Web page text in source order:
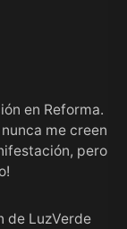
en Reforma.
nunca me creen
pero
de LuzVerde